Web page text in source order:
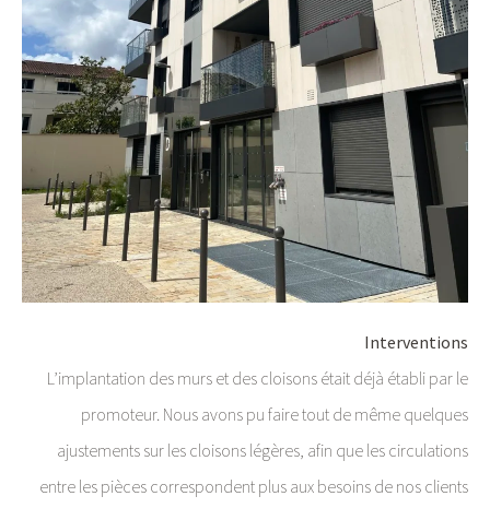
Interventions
L’implantation des murs et des cloisons était déjà établi par le
promoteur. Nous avons pu faire tout de même quelques
ajustements sur les cloisons légères, afin que les circulations
entre les pièces correspondent plus aux besoins de nos clients